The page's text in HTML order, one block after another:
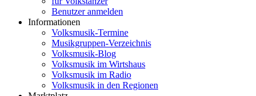
Benutzer anmelden
Informationen
Volksmusik-Termine
Musikgruppen-Verzeichnis
Volksmusik-Blog
Volksmusik im Wirtshaus
Volksmusik im Radio
Volksmusik in den Regionen